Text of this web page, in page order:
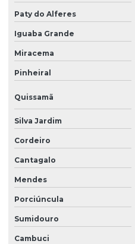
Paty do Alferes
Iguaba Grande
Miracema
Pinheiral
Quissamã
Silva Jardim
Cordeiro
Cantagalo
Mendes
Porciúncula
Sumidouro
Cambuci